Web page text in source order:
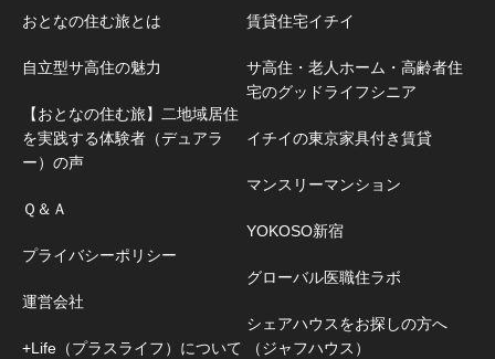
おとなの住む旅とは
自立型サ高住の魅力
【おとなの住む旅】二地域居住
を実践する体験者（デュアラ
ー）の声
Ｑ＆Ａ
プライバシーポリシー
運営会社
+Life（プラスライフ）について
賃貸住宅イチイ
サ高住・老人ホーム・高齢者住
宅のグッドライフシニア
イチイの東京家具付き賃貸
マンスリーマンション
YOKOSO新宿
グローバル医職住ラボ
シェアハウスをお探しの方へ
（ジャフハウス）